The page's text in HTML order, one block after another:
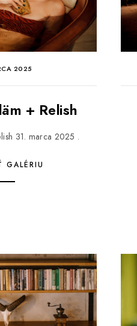
2025
+ Relish
31. marca 2025 .
GALÉRIU